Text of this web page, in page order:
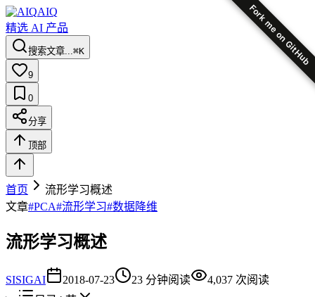
Fork me on GitHub
AIQ
精选 AI 产品
搜索文章...⌘K
9
0
分享
顶部
首页
流形学习概述
文章#PCA#流形学习#数据降维
流形学习概述
SISIGAI 2018-07-23 23 分钟阅读 4,037 次阅读